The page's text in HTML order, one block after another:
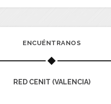
ENCUÉNTRANOS
RED CENIT (VALENCIA)